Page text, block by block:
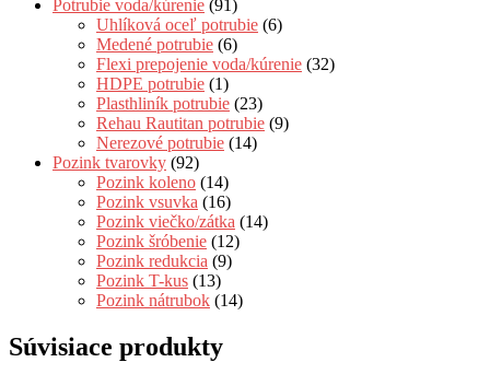
Potrubie voda/kúrenie (91)
Uhlíková oceľ potrubie (6)
Medené potrubie (6)
Flexi prepojenie voda/kúrenie (32)
HDPE potrubie (1)
Plasthliník potrubie (23)
Rehau Rautitan potrubie (9)
Nerezové potrubie (14)
Pozink tvarovky (92)
Pozink koleno (14)
Pozink vsuvka (16)
Pozink viečko/zátka (14)
Pozink šróbenie (12)
Pozink redukcia (9)
Pozink T-kus (13)
Pozink nátrubok (14)
Súvisiace produkty